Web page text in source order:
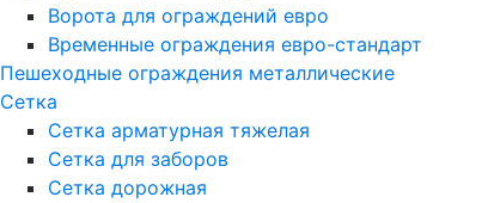
Ворота для ограждений евро
Временные ограждения евро-стандарт
Пешеходные ограждения металлические
Сетка
Сетка арматурная тяжелая
Сетка для заборов
Сетка дорожная